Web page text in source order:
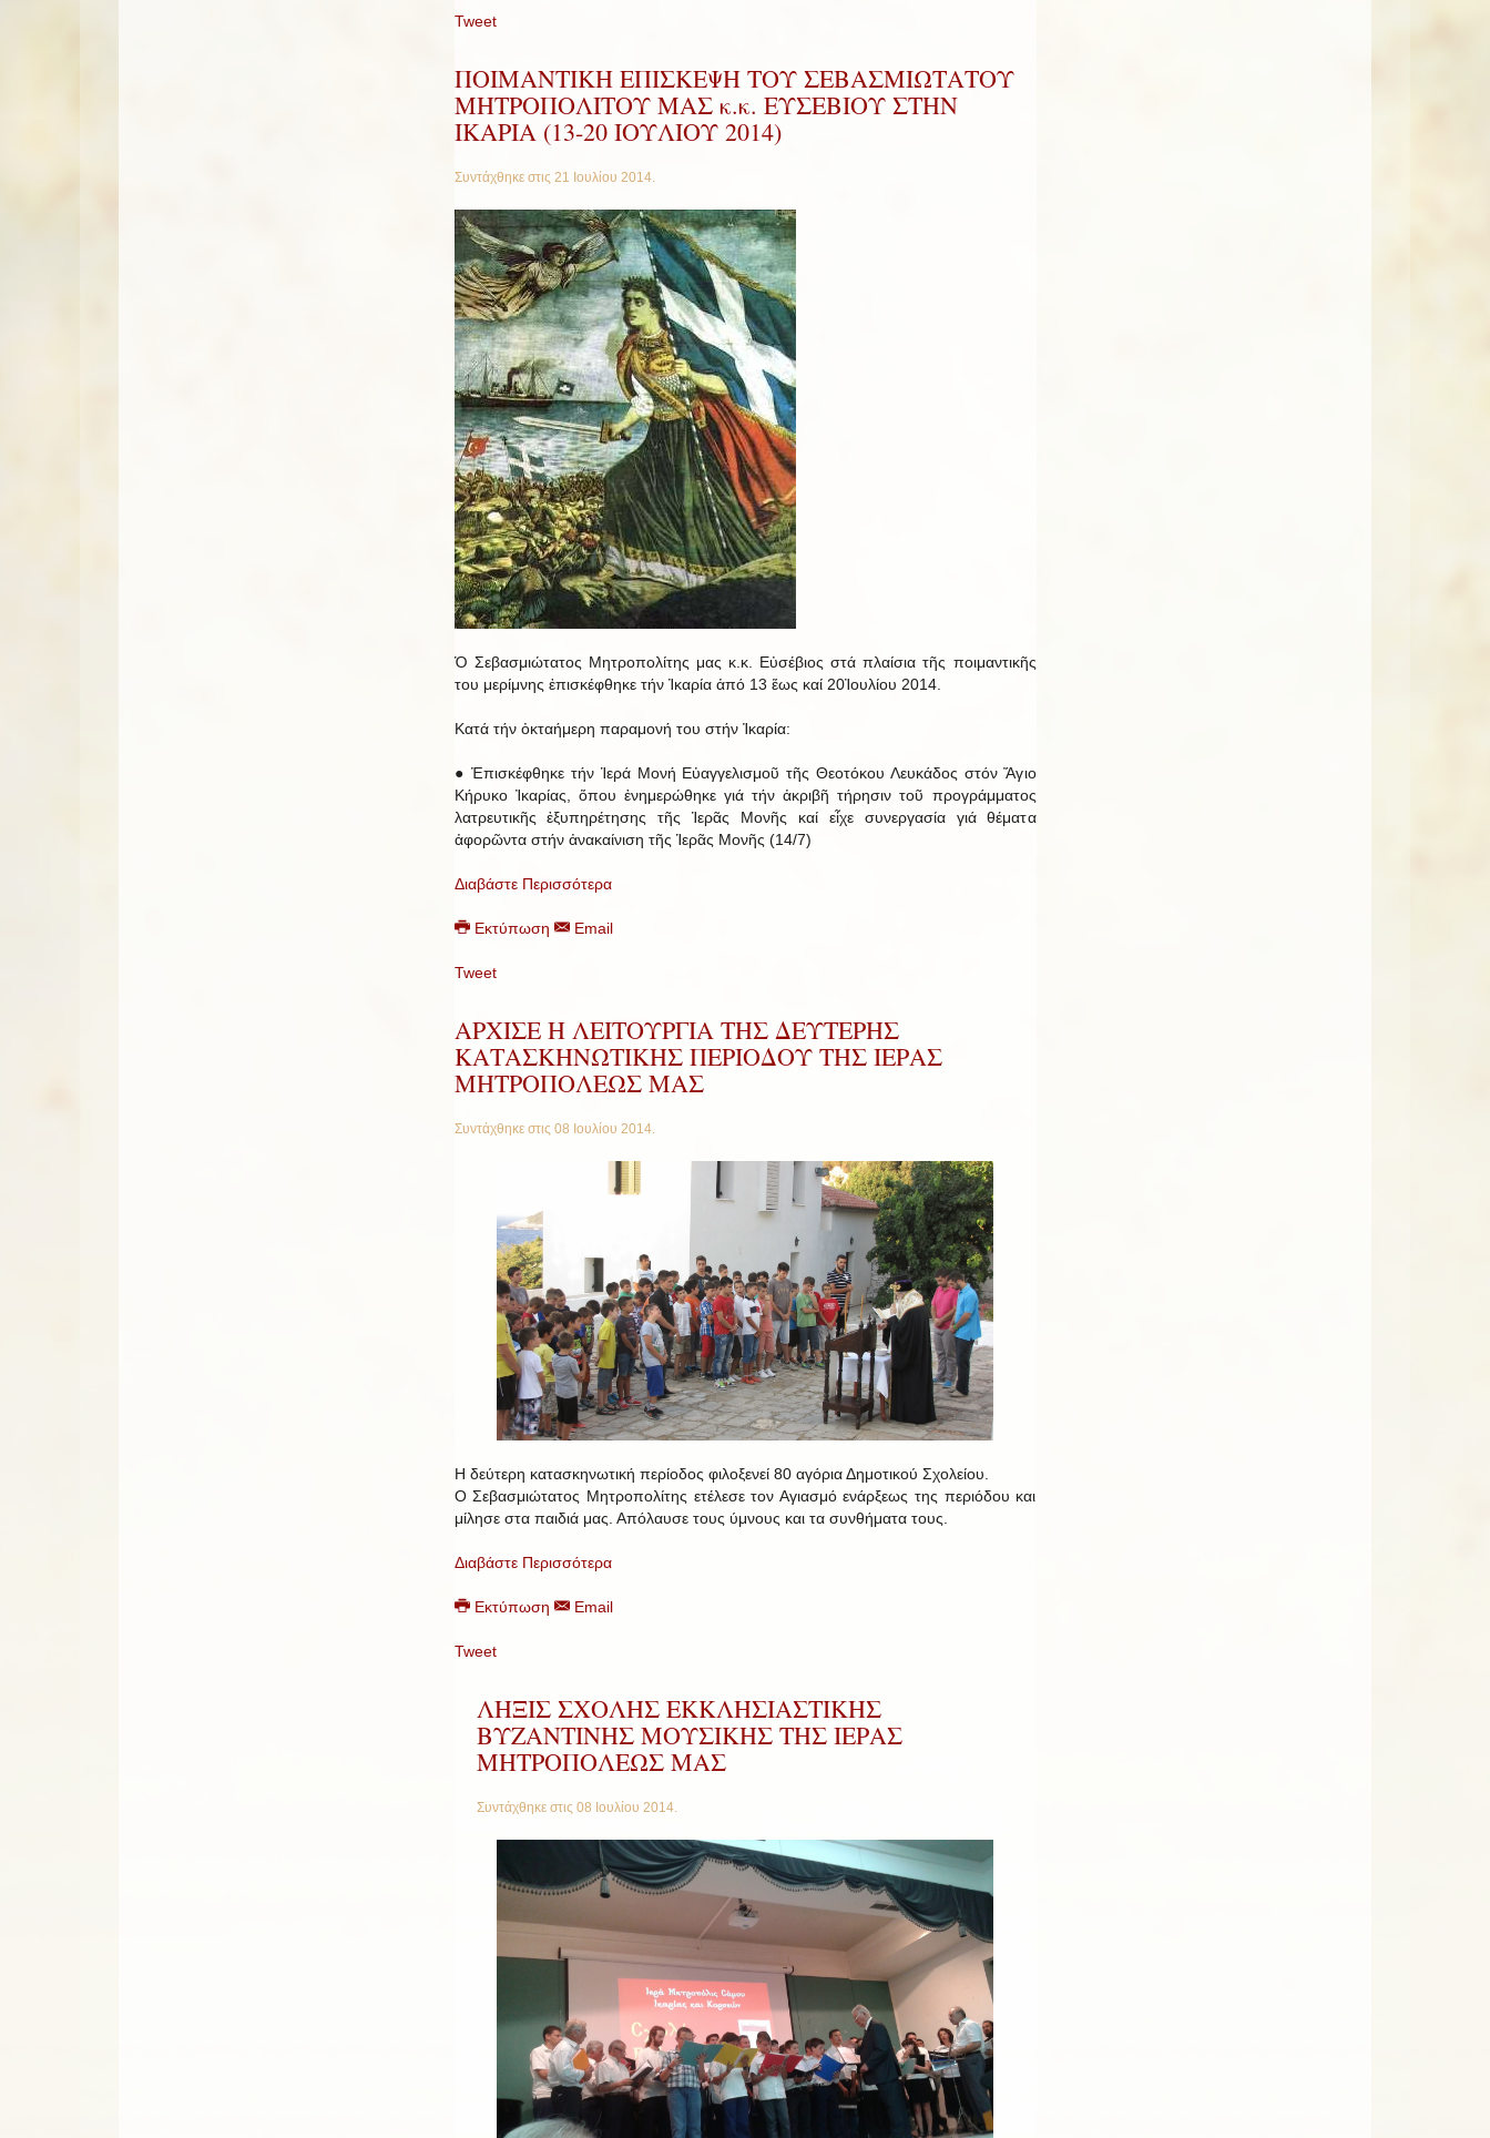
Tweet
ΠΟΙΜΑΝΤΙΚΗ ΕΠΙΣΚΕΨΗ ΤΟΥ ΣΕΒΑΣΜΙΩΤΑΤΟΥ
ΜΗΤΡΟΠΟΛΙΤΟΥ ΜΑΣ κ.κ. ΕΥΣΕΒΙΟΥ ΣΤΗΝ
ΙΚΑΡΙΑ (13-20 ΙΟΥΛΙΟΥ 2014)
Συντάχθηκε στις 21 Ιουλίου 2014.
Ὁ Σεβασμιώτατος Μητροπολίτης μας κ.κ. Εὐσέβιος στά πλαίσια τῆς ποιμαντικῆς
του μερίμνης ἐπισκέφθηκε τήν Ἰκαρία ἀπό 13 ἕως καί 20Ἰουλίου 2014.
Κατά τήν ὀκταήμερη παραμονή του στήν Ἰκαρία:
● Ἐπισκέφθηκε τήν Ἱερά Μονή Εὐαγγελισμοῦ τῆς Θεοτόκου Λευκάδος στόν Ἅγιο
Κήρυκο Ἰκαρίας, ὅπου ἐνημερώθηκε γιά τήν ἀκριβῆ τήρησιν τοῦ προγράμματος
λατρευτικῆς ἐξυπηρέτησης τῆς Ἱερᾶς Μονῆς καί εἶχε συνεργασία γιά θέματα
ἀφορῶντα στήν ἀνακαίνιση τῆς Ἱερᾶς Μονῆς (14/7)
Διαβάστε Περισσότερα
Εκτύπωση Email
Tweet
AΡΧΙΣΕ Η ΛΕΙΤΟΥΡΓΙΑ ΤΗΣ ΔΕΥΤΕΡΗΣ
ΚΑΤΑΣΚΗΝΩΤΙΚΗΣ ΠΕΡΙΟΔΟΥ ΤΗΣ ΙΕΡΑΣ
ΜΗΤΡΟΠΟΛΕΩΣ ΜΑΣ
Συντάχθηκε στις 08 Ιουλίου 2014.
Η δεύτερη κατασκηνωτική περίοδος φιλοξενεί 80 αγόρια Δημοτικού Σχολείου.
Ο Σεβασμιώτατος Μητροπολίτης ετέλεσε τον Αγιασμό ενάρξεως της περιόδου και
μίλησε στα παιδιά μας. Απόλαυσε τους ύμνους και τα συνθήματα τους.
Διαβάστε Περισσότερα
Εκτύπωση Email
Tweet
ΛΗΞΙΣ ΣΧΟΛΗΣ ΕΚΚΛΗΣΙΑΣΤΙΚΗΣ
ΒΥΖΑΝΤΙΝΗΣ ΜΟΥΣΙΚΗΣ ΤΗΣ ΙΕΡΑΣ
ΜΗΤΡΟΠΟΛΕΩΣ ΜΑΣ
Συντάχθηκε στις 08 Ιουλίου 2014.